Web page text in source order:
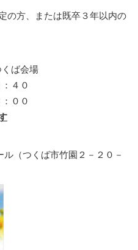
の方、または既卒３年以内の
ば会場
４０
００
（つくば市竹園２－２０－